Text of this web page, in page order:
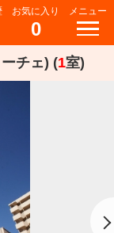
お気に入り
0
メニュー
チェ) (1室)